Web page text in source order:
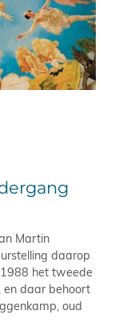
Martin
daarop
1988 het tweede
en daar behoort
oud